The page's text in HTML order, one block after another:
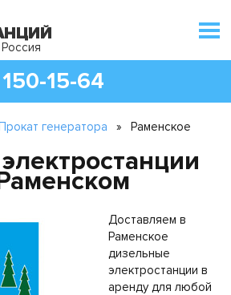
15-64
генератора » Раменское
Доставляем в
Раменское
дизельные
электростанции в
аренду для любой